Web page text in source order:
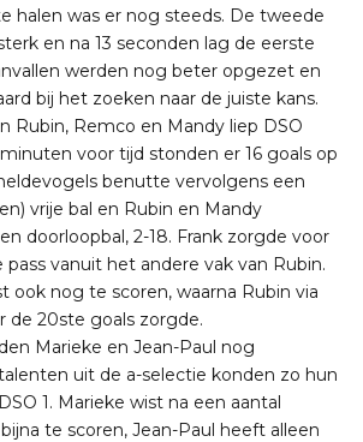
halen was er nog steeds. De tweede
en na 13 seconden lag de eerste
werden nog beter opgezet en
bij het zoeken naar de juiste kans.
Rubin, Remco en Mandy liep DSO
voor tijd stonden er 16 goals op
benutte vervolgens een
vrije bal en Rubin en Mandy
doorloopbal, 2-18. Frank zorgde voor
pass vanuit het andere vak van Rubin.
ook nog te scoren, waarna Rubin via
de 20ste goals zorgde.
Marieke en Jean-Paul nog
uit de a-selectie konden zo hun
1. Marieke wist na een aantal
te scoren, Jean-Paul heeft alleen